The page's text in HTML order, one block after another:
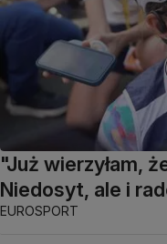
"Już wierzyłam,
Niedosyt, ale i
EUROSPORT